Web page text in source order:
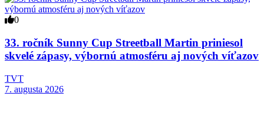
0
33. ročník Sunny Cup Streetball Martin priniesol
skvelé zápasy, výbornú atmosféru aj nových víťazov
TVT
7. augusta 2026